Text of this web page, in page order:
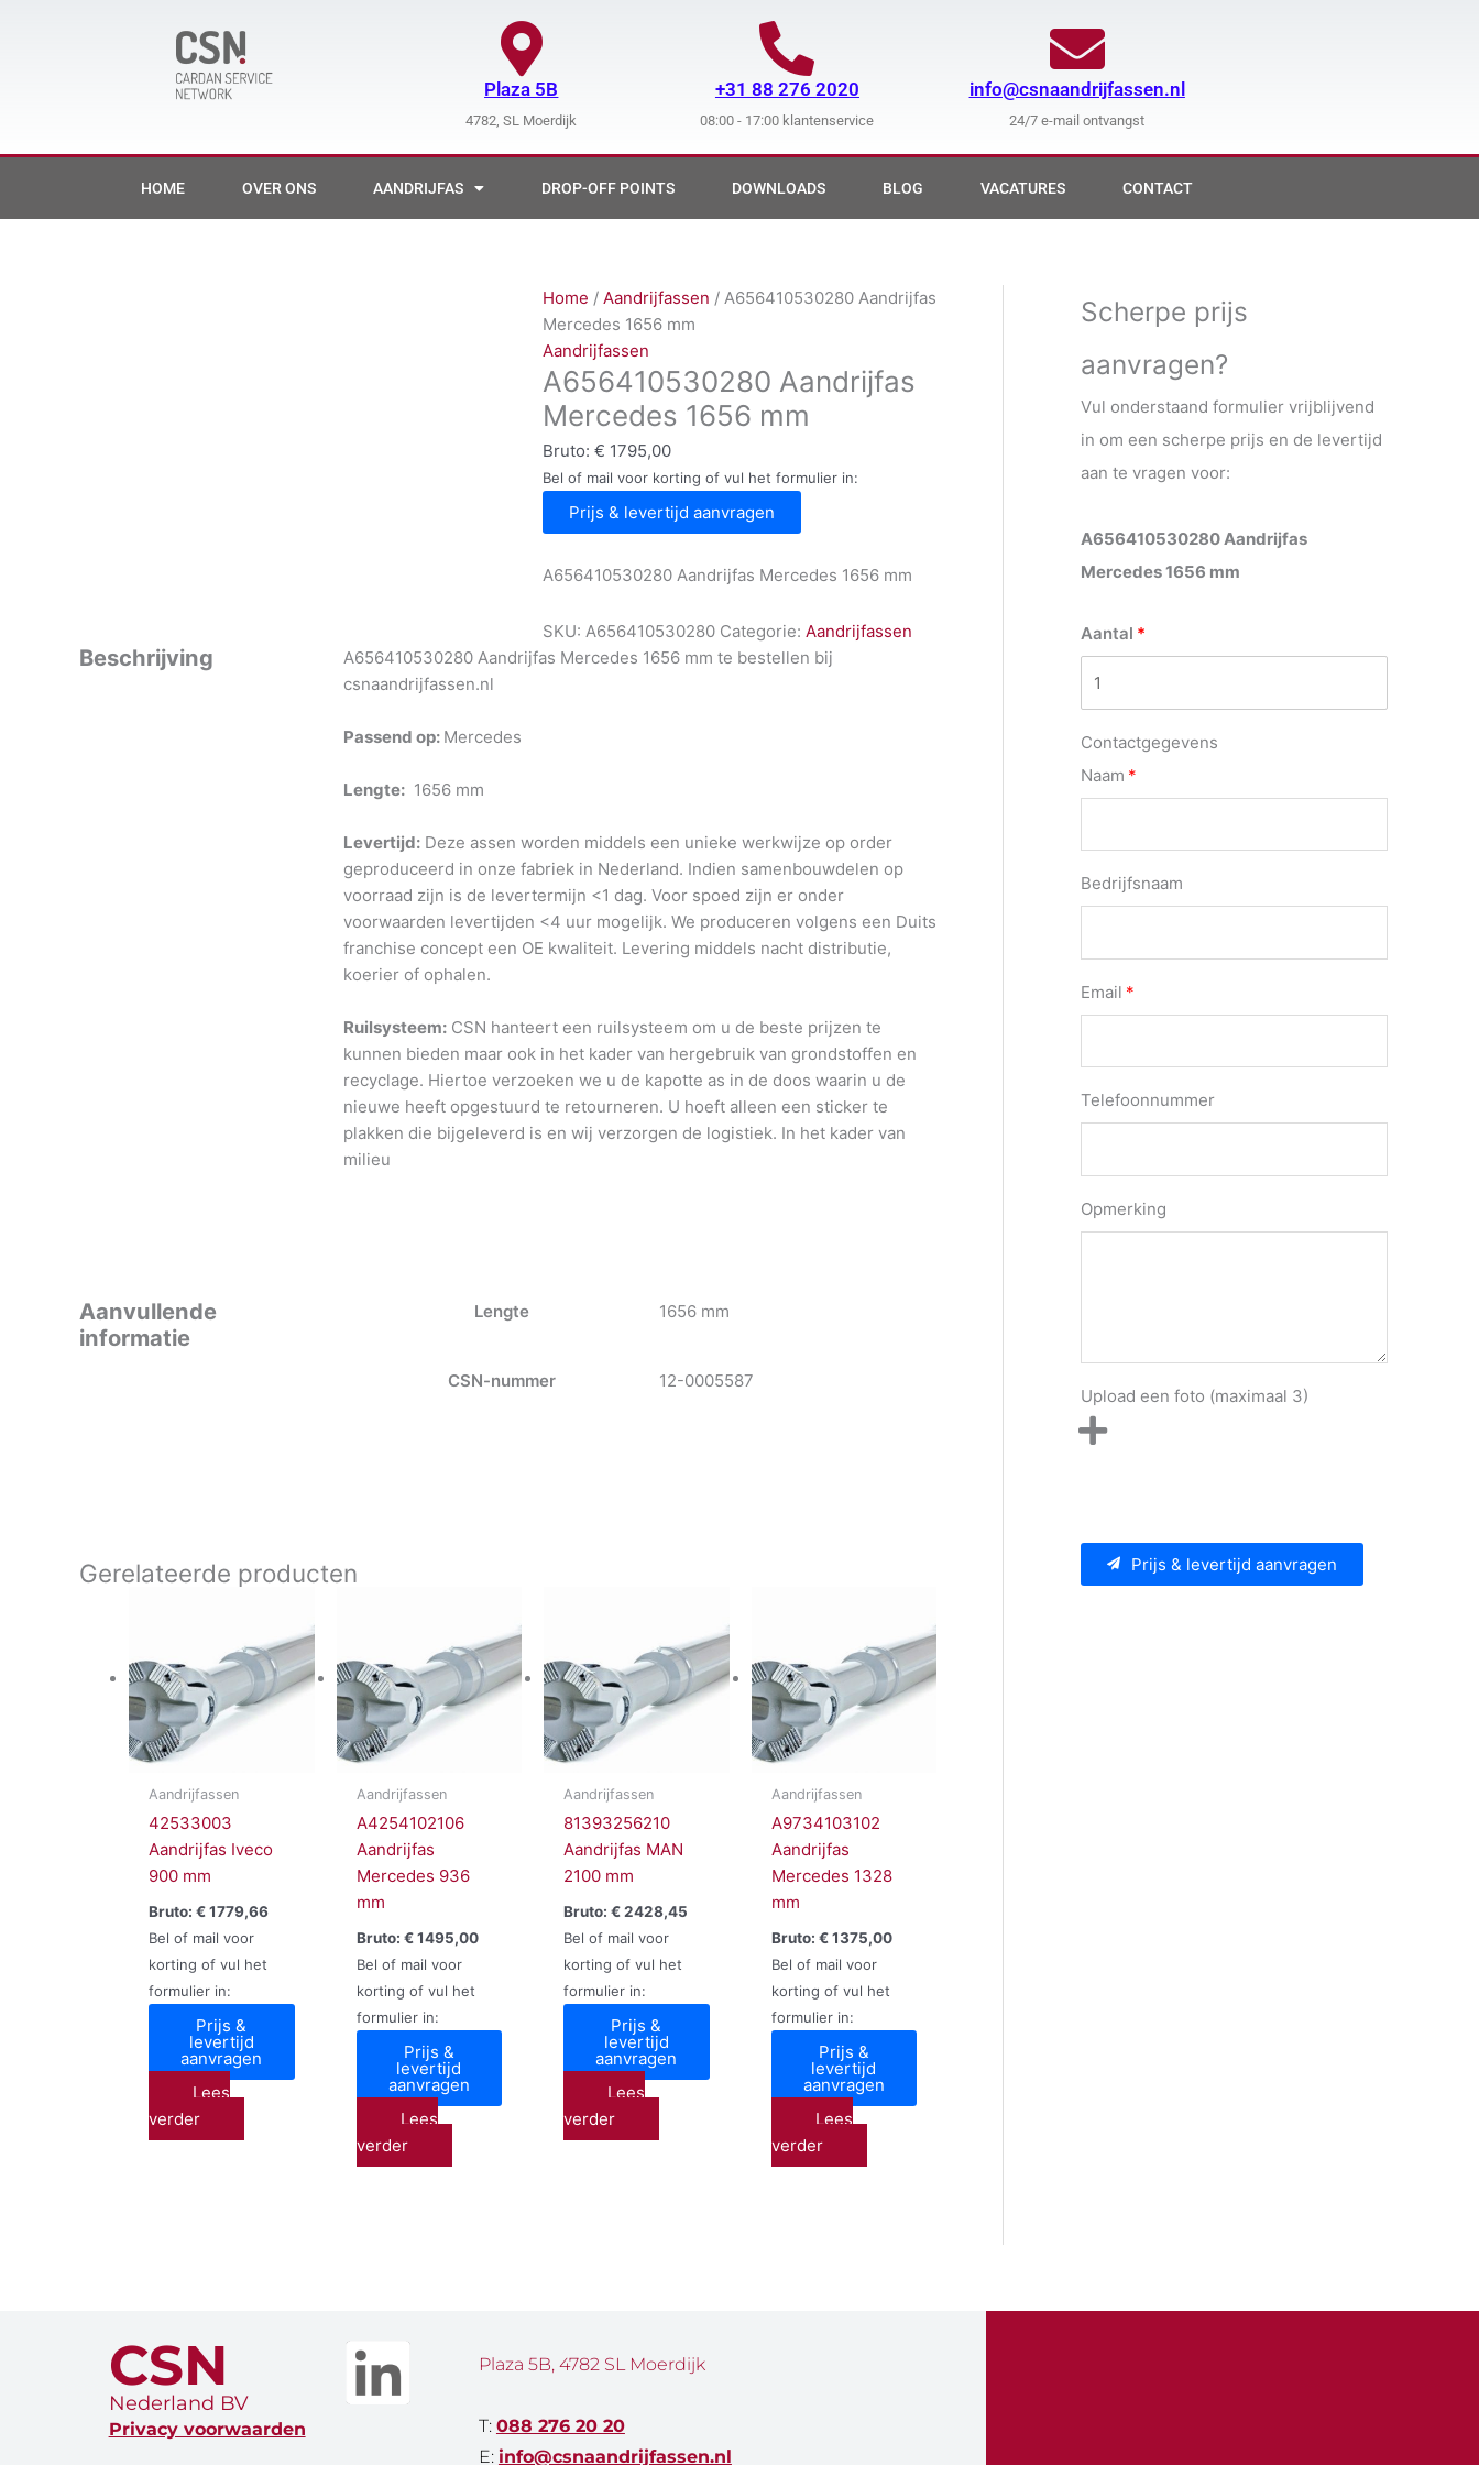
Plaza 5B
4782, SL Moerdijk
+31 88 276 2020
08:00 - 17:00 klantenservice
info@csnaandrijfassen.nl
24/7 e-mail ontvangst
HOME OVER ONS AANDRIJFAS DROP-OFF POINTS DOWNLOADS BLOG VACATURES CONTACT
Home / Aandrijfassen / A656410530280 Aandrijfas
Mercedes 1656 mm
Aandrijfassen
A656410530280 Aandrijfas
Mercedes 1656 mm
Bruto: € 1795,00
Bel of mail voor korting of vul het formulier in:
Prijs & levertijd aanvragen
A656410530280 Aandrijfas Mercedes 1656 mm
SKU: A656410530280 Categorie: Aandrijfassen
Beschrijving
A656410530280 Aandrijfas Mercedes 1656 mm te bestellen bij
csnaandrijfassen.nl
Passend op: Mercedes
Lengte: 1656 mm
Levertijd: Deze assen worden middels een unieke werkwijze op order
geproduceerd in onze fabriek in Nederland. Indien samenbouwdelen op
voorraad zijn is de levertermijn <1 dag. Voor spoed zijn er onder
voorwaarden levertijden <4 uur mogelijk. We produceren volgens een Duits
franchise concept een OE kwaliteit. Levering middels nacht distributie,
koerier of ophalen.
Ruilsysteem: CSN hanteert een ruilsysteem om u de beste prijzen te
kunnen bieden maar ook in het kader van hergebruik van grondstoffen en
recyclage. Hiertoe verzoeken we u de kapotte as in de doos waarin u de
nieuwe heeft opgestuurd te retourneren. U hoeft alleen een sticker te
plakken die bijgeleverd is en wij verzorgen de logistiek. In het kader van
milieu
Aanvullende
informatie
Lengte 1656 mm
CSN-nummer 12-0005587
Gerelateerde producten
Aandrijfassen
42533003
Aandrijfas Iveco
900 mm
Bruto: €1779,66
Bel of mail voor
korting of vul het
formulier in:
Prijs &
levertijd
aanvragen
Lees
verder
Aandrijfassen
A4254102106
Aandrijfas
Mercedes 936
mm
Bruto: €1495,00
Bel of mail voor
korting of vul het
formulier in:
Prijs &
levertijd
aanvragen
Lees
verder
Aandrijfassen
81393256210
Aandrijfas MAN
2100 mm
Bruto: €2428,45
Bel of mail voor
korting of vul het
formulier in:
Prijs &
levertijd
aanvragen
Lees
verder
Aandrijfassen
A9734103102
Aandrijfas
Mercedes 1328
mm
Bruto: €1375,00
Bel of mail voor
korting of vul het
formulier in:
Prijs &
levertijd
aanvragen
Lees
verder
Scherpe prijs
aanvragen?
Vul onderstaand formulier vrijblijvend
in om een scherpe prijs en de levertijd
aan te vragen voor:
A656410530280 Aandrijfas
Mercedes 1656 mm
Aantal
Contactgegevens
Naam
Bedrijfsnaam
Email
Telefoonnummer
Opmerking
Upload een foto (maximaal 3)
Prijs & levertijd aanvragen
CSN
Nederland BV
Privacy voorwaarden
Plaza 5B, 4782 SL Moerdijk
T: 088 276 20 20
E: info@csnaandrijfassen.nl